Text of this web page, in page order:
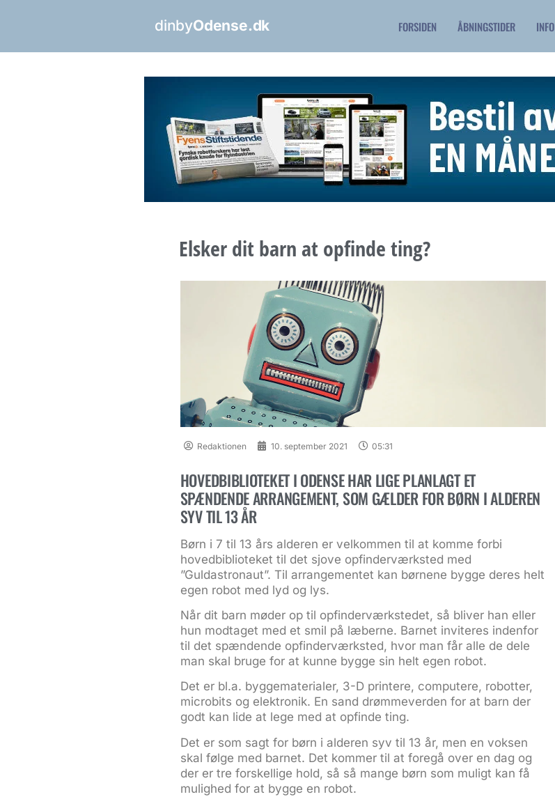
dinbyOdense.dk FORSIDEN ÅBNINGSTIDER INFO
Elsker dit barn at opfinde ting?
Redaktionen 10. september 2021 05:31
HOVEDBIBLIOTEKET I ODENSE HAR LIGE PLANLAGT ET
SPÆNDENDE ARRANGEMENT, SOM GÆLDER FOR BØRN I ALDEREN
SYV TIL 13 ÅR
Børn i 7 til 13 års alderen er velkommen til at komme forbi
hovedbiblioteket til det sjove opfinderværksted med
”Guldastronaut”. Til arrangementet kan børnene bygge deres helt
egen robot med lyd og lys.
Når dit barn møder op til opfinderværkstedet, så bliver han eller
hun modtaget med et smil på læberne. Barnet inviteres indenfor
til det spændende opfinderværksted, hvor man får alle de dele
man skal bruge for at kunne bygge sin helt egen robot.
Det er bl.a. byggematerialer, 3-D printere, computere, robotter,
microbits og elektronik. En sand drømmeverden for at barn der
godt kan lide at lege med at opfinde ting.
Det er som sagt for børn i alderen syv til 13 år, men en voksen
skal følge med barnet. Det kommer til at foregå over en dag og
der er tre forskellige hold, så så mange børn som muligt kan få
mulighed for at bygge en robot.